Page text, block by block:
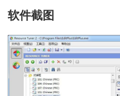
软件截图